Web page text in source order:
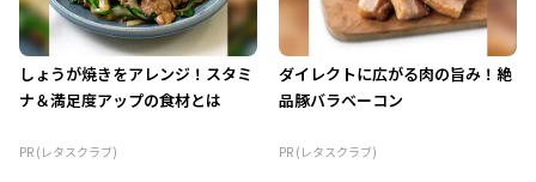
しょうが焼きをアレンジ！スタミ
ナ＆満足度アップの食材とは
PR (レタスクラブ)
ダイレクトに広がる肉の旨み！絶
品豚バラベーコン
PR (レタスクラブ)